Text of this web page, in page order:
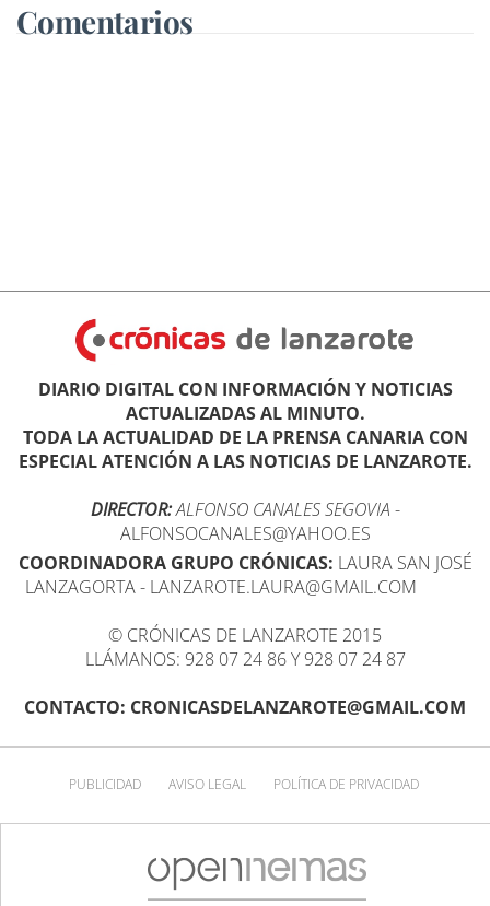
Comentarios
DIARIO DIGITAL CON INFORMACIÓN Y NOTICIAS
ACTUALIZADAS AL MINUTO.
TODA LA ACTUALIDAD DE LA PRENSA CANARIA CON
ESPECIAL ATENCIÓN A LAS NOTICIAS DE LANZAROTE.
DIRECTOR:ALFONSO CANALES SEGOVIA -
ALFONSOCANALES@YAHOO.ES
COORDINADORA GRUPO CRÓNICAS: LAURA SAN JOSÉ
LANZAGORTA - LANZAROTE.LAURA@GMAIL.COM
© CRÓNICAS DE LANZAROTE 2015
LLÁMANOS: 928 07 24 86 Y 928 07 24 87
CONTACTO: CRONICASDELANZAROTE@GMAIL.COM
PUBLICIDAD AVISO LEGAL POLÍTICA DE PRIVACIDAD